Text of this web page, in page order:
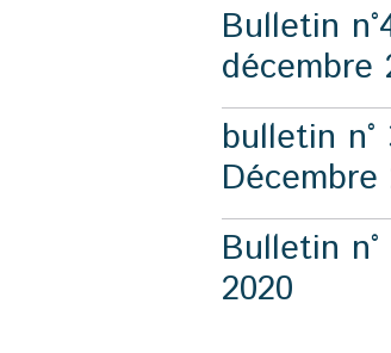
Bulletin
décembre
bulletin n°
Décembre
Bulletin
2020